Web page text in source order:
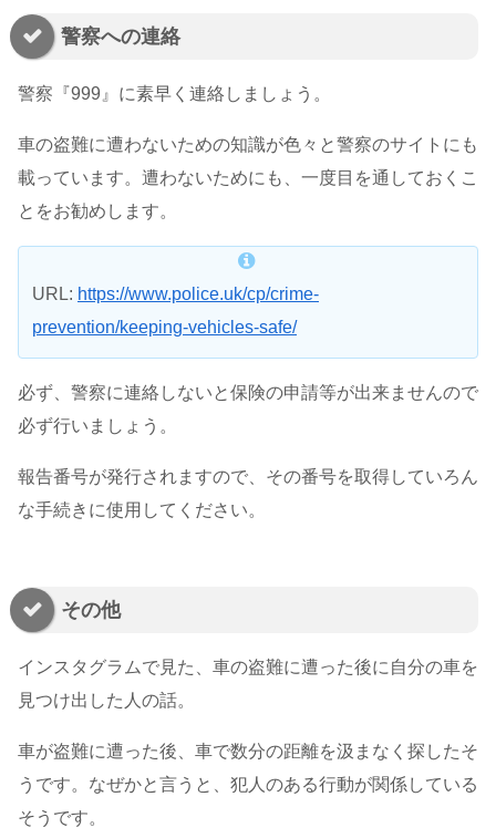
警察への連絡
警察『999』に素早く連絡しましょう。
車の盗難に遭わないための知識が色々と警察のサイトにも
載っています。遭わないためにも、一度目を通しておくこ
とをお勧めします。
URL: https://www.police.uk/cp/crime-
prevention/keeping-vehicles-safe/
必ず、警察に連絡しないと保険の申請等が出来ませんので
必ず行いましょう。
報告番号が発行されますので、その番号を取得していろん
な手続きに使用してください。
その他
インスタグラムで見た、車の盗難に遭った後に自分の車を
見つけ出した人の話。
車が盗難に遭った後、車で数分の距離を汲まなく探したそ
うです。なぜかと言うと、犯人のある行動が関係している
そうです。